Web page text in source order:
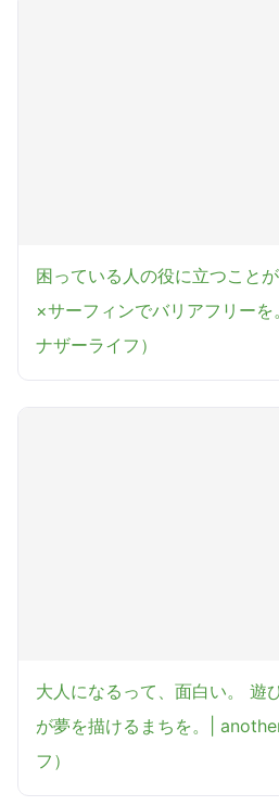
困っている人の役に立つこと
×サーフィンでバリアフリー
ナザーライフ）
大人になるって、面白い。 遊
が夢を描けるまちを。|
フ）